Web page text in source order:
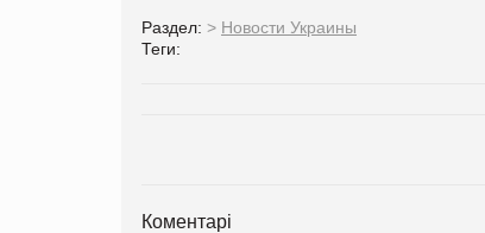
Раздел: > Новости Украины
Теги:
Коментарі